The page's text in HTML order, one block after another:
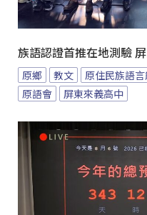
族語認證首推在地測驗
原鄉 教文 原住民族語
原語會
屏東來義高中